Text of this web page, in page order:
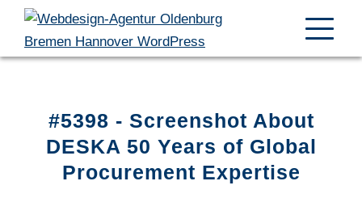
#5398 - Screenshot About
DESKA 50 Years of Global
Procurement Expertise